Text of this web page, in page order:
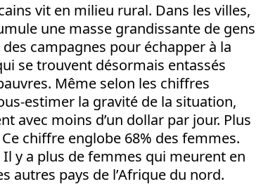
vit en milieu rural. Dans les villes,
une masse grandissante de gens
campagnes pour échapper à la
se trouvent désormais entassés
Même selon les chiffres
estimer la gravité de la situation,
avec moins d’un dollar par jour. Plus
chiffre englobe 68% des femmes.
y a plus de femmes qui meurent en
autres pays de l’Afrique du nord.